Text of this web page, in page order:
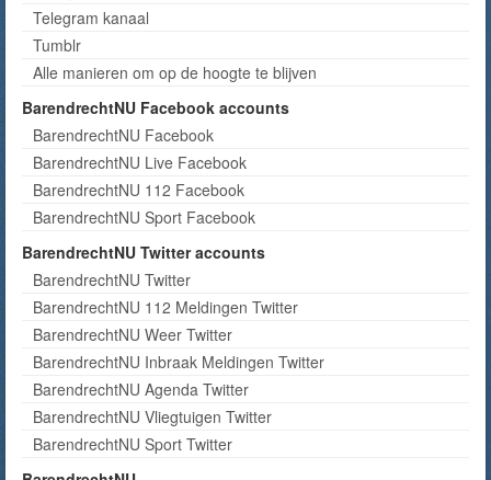
Telegram kanaal
Tumblr
Alle manieren om op de hoogte te blijven
BarendrechtNU Facebook accounts
BarendrechtNU Facebook
BarendrechtNU Live Facebook
BarendrechtNU 112 Facebook
BarendrechtNU Sport Facebook
BarendrechtNU Twitter accounts
BarendrechtNU Twitter
BarendrechtNU 112 Meldingen Twitter
BarendrechtNU Weer Twitter
BarendrechtNU Inbraak Meldingen Twitter
BarendrechtNU Agenda Twitter
BarendrechtNU Vliegtuigen Twitter
BarendrechtNU Sport Twitter